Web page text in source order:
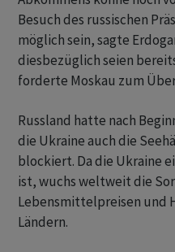
Besuch des russischen
möglich sein, sagte
diesbezüglich seien
forderte Moskau zum
Russland hatte nach
die Ukraine auch die
blockiert. Da die Ukraine
ist, wuchs weltweit die
Lebensmittelpreisen und
Ländern.